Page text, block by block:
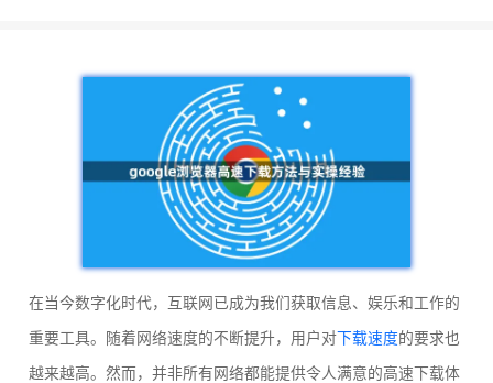
在当今数字化时代，互联网已成为我们获取信息、娱乐和工作的
重要工具。随着网络速度的不断提升，用户对下载速度的要求也
越来越高。然而，并非所有网络都能提供令人满意的高速下载体